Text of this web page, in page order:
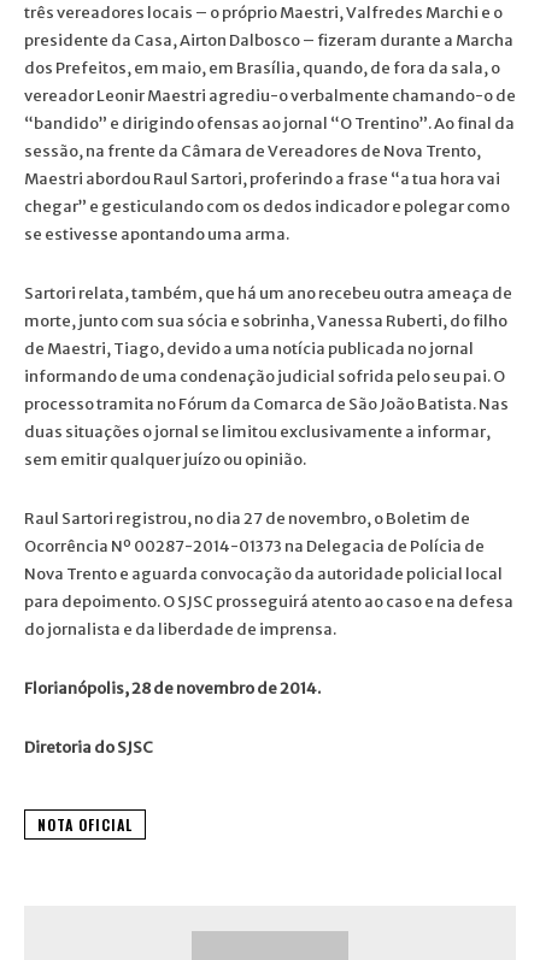
três vereadores locais – o próprio Maestri, Valfredes Marchi e o
presidente da Casa, Airton Dalbosco – fizeram durante a Marcha
dos Prefeitos, em maio, em Brasília, quando, de fora da sala, o
vereador Leonir Maestri agrediu-o verbalmente chamando-o de
“bandido” e dirigindo ofensas ao jornal “O Trentino”. Ao final da
sessão, na frente da Câmara de Vereadores de Nova Trento,
Maestri abordou Raul Sartori, proferindo a frase “a tua hora vai
chegar” e gesticulando com os dedos indicador e polegar como
se estivesse apontando uma arma.
Sartori relata, também, que há um ano recebeu outra ameaça de
morte, junto com sua sócia e sobrinha, Vanessa Ruberti, do filho
de Maestri, Tiago, devido a uma notícia publicada no jornal
informando de uma condenação judicial sofrida pelo seu pai. O
processo tramita no Fórum da Comarca de São João Batista. Nas
duas situações o jornal se limitou exclusivamente a informar,
sem emitir qualquer juízo ou opinião.
Raul Sartori registrou, no dia 27 de novembro, o Boletim de
Ocorrência Nº 00287-2014-01373 na Delegacia de Polícia de
Nova Trento e aguarda convocação da autoridade policial local
para depoimento. O SJSC prosseguirá atento ao caso e na defesa
do jornalista e da liberdade de imprensa.
Florianópolis, 28 de novembro de 2014.
Diretoria do SJSC
NOTA OFICIAL